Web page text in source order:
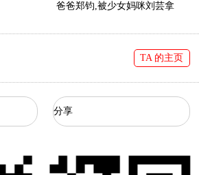
爸爸郑钧,被少女妈咪刘芸拿
TA 的主页
分享